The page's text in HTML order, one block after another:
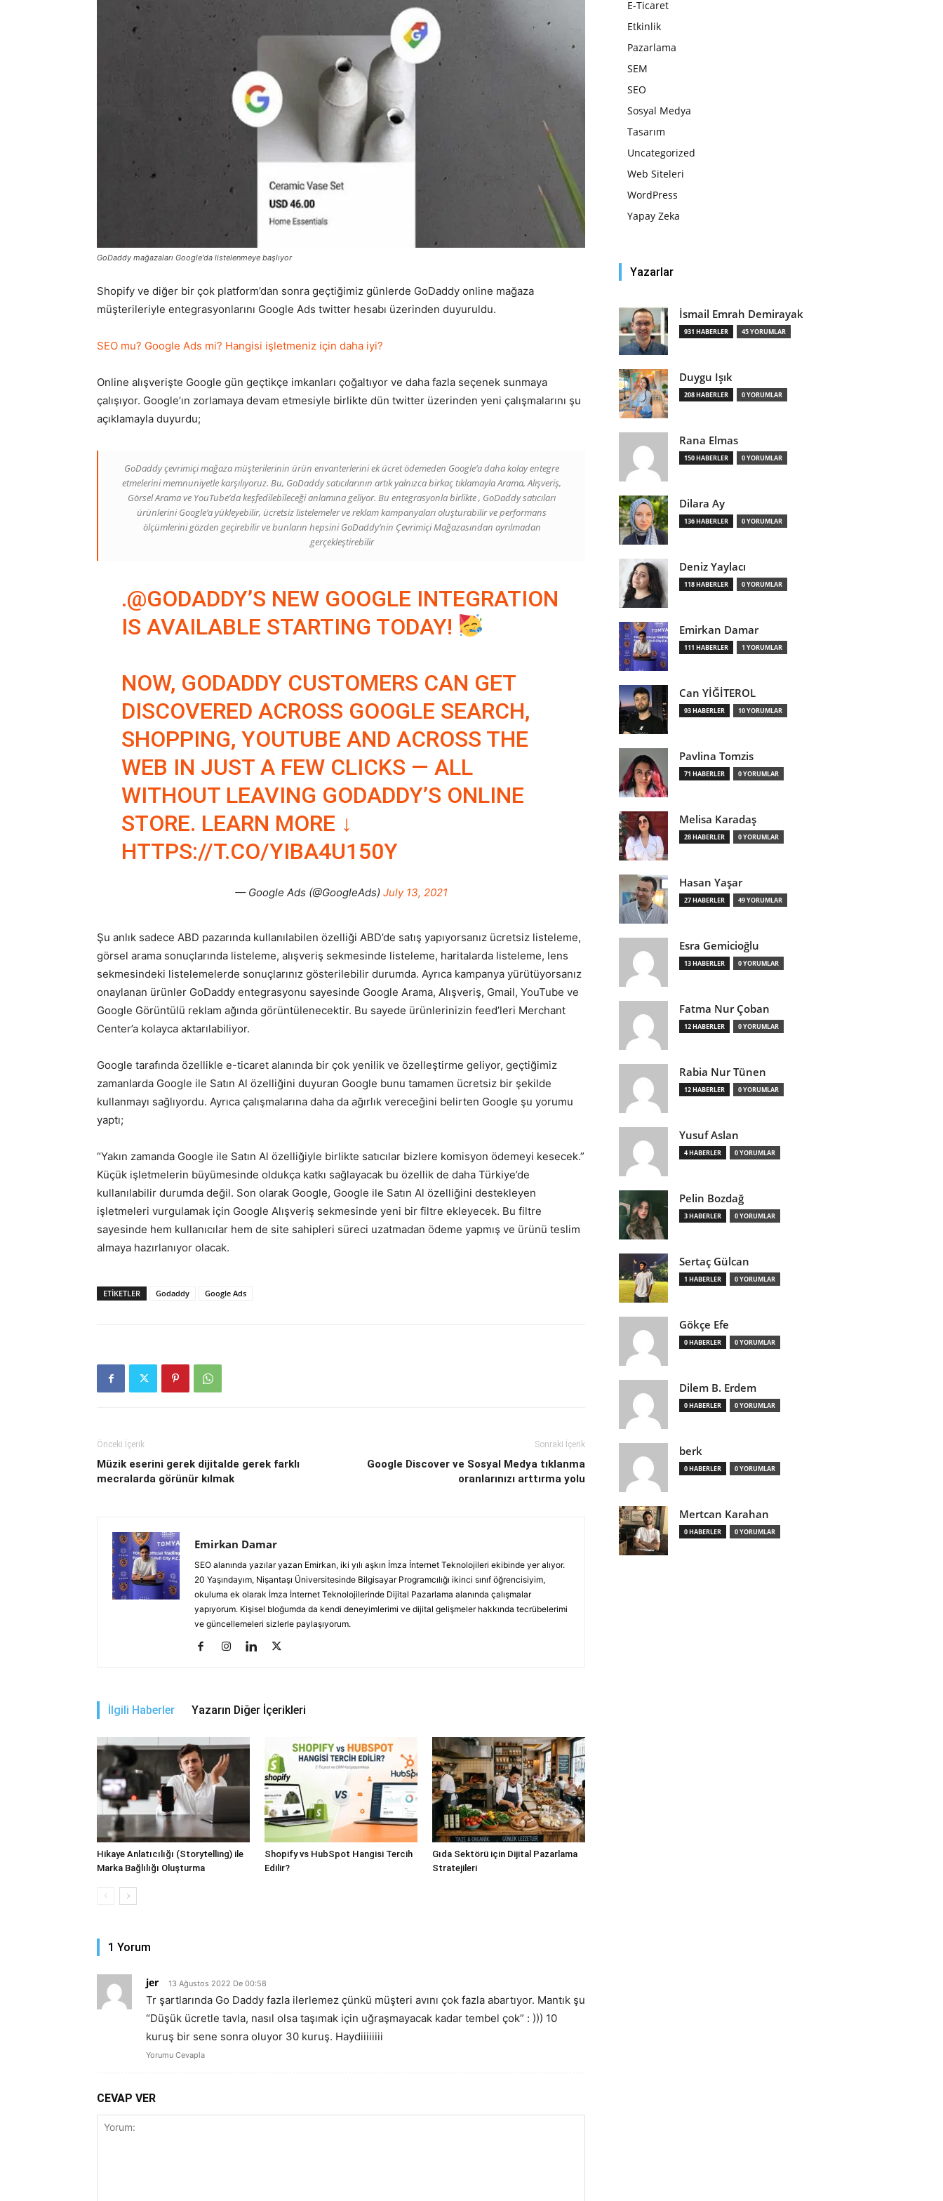
Optimizasyonu
UI/UX
GoDaddy mağazaları Google'da listelenmeye başlıyor
Shopify ve diğer bir çok platform’dan sonra geçtiğimiz günlerde GoDaddy online mağaza
müşterileriyle entegrasyonlarını Google Ads twitter hesabı üzerinden duyuruldu.
SEO mu? Google Ads mi? Hangisi işletmeniz için daha iyi?
Online alışverişte Google gün geçtikçe imkanları çoğaltıyor ve daha fazla seçenek sunmaya
çalışıyor. Google’ın zorlamaya devam etmesiyle birlikte dün twitter üzerinden yeni çalışmalarını şu
açıklamayla duyurdu;
GoDaddy çevrimiçi mağaza müşterilerinin ürün envanterlerini ek ücret ödemeden Google’a daha kolay entegre
etmelerini memnuniyetle karşılıyoruz. Bu, GoDaddy satıcılarının artık yalnızca birkaç tıklamayla Arama, Alışveriş,
Görsel Arama ve YouTube’da keşfedilebileceği anlamına geliyor. Bu entegrasyonla birlikte , GoDaddy satıcıları
ürünlerini Google’a yükleyebilir, ücretsiz listelemeler ve reklam kampanyaları oluşturabilir ve performans
ölçümlerini gözden geçirebilir ve bunların hepsini GoDaddy’nin Çevrimiçi Mağazasından ayrılmadan
gerçekleştirebilir
.@GODADDY’S NEW GOOGLE INTEGRATION
IS AVAILABLE STARTING TODAY!
NOW, GODADDY CUSTOMERS CAN GET
DISCOVERED ACROSS GOOGLE SEARCH,
SHOPPING, YOUTUBE AND ACROSS THE
WEB IN JUST A FEW CLICKS — ALL
WITHOUT LEAVING GODADDY’S ONLINE
STORE. LEARN MORE ↓
HTTPS://T.CO/YIBA4U150Y
— Google Ads (@GoogleAds) July 13, 2021
Şu anlık sadece ABD pazarında kullanılabilen özelliği ABD’de satış yapıyorsanız ücretsiz listeleme,
görsel arama sonuçlarında listeleme, alışveriş sekmesinde listeleme, haritalarda listeleme, lens
sekmesindeki listelemelerde sonuçlarınız gösterilebilir durumda. Ayrıca kampanya yürütüyorsanız
onaylanan ürünler GoDaddy entegrasyonu sayesinde Google Arama, Alışveriş, Gmail, YouTube ve
Google Görüntülü reklam ağında görüntülenecektir. Bu sayede ürünlerinizin feed’leri Merchant
Center’a kolayca aktarılabiliyor.
Google tarafında özellikle e-ticaret alanında bir çok yenilik ve özelleştirme geliyor, geçtiğimiz
zamanlarda Google ile Satın Al özelliğini duyuran Google bunu tamamen ücretsiz bir şekilde
kullanmayı sağlıyordu. Ayrıca çalışmalarına daha da ağırlık vereceğini belirten Google şu yorumu
yaptı;
“Yakın zamanda Google ile Satın Al özelliğiyle birlikte satıcılar bizlere komisyon ödemeyi kesecek.”
Küçük işletmelerin büyümesinde oldukça katkı sağlayacak bu özellik de daha Türkiye’de
kullanılabilir durumda değil. Son olarak Google, Google ile Satın Al özelliğini destekleyen
işletmeleri vurgulamak için Google Alışveriş sekmesinde yeni bir filtre ekleyecek. Bu filtre
sayesinde hem kullanıcılar hem de site sahipleri süreci uzatmadan ödeme yapmış ve ürünü teslim
almaya hazırlanıyor olacak.
ETIKETLER Godaddy Google Ads
Önceki İçerik
Müzik eserini gerek dijitalde gerek farklı
mecralarda görünür kılmak
Sonraki İçerik
Google Discover ve Sosyal Medya tıklanma
oranlarınızı arttırma yolu
Emirkan Damar
SEO alanında yazılar yazan Emirkan, iki yılı aşkın İmza İnternet Teknolojileri ekibinde yer alıyor.
20 Yaşındayım, Nişantaşı Üniversitesinde Bilgisayar Programcılığı ikinci sınıf öğrencisiyim,
okuluma ek olarak İmza İnternet Teknolojilerinde Dijital Pazarlama alanında çalışmalar
yapıyorum. Kişisel bloğumda da kendi deneyimlerimi ve dijital gelişmeler hakkında tecrübelerimi
ve güncellemeleri sizlerle paylaşıyorum.
İlgili Haberler Yazarın Diğer İçerikleri
Hikaye Anlatıcılığı (Storytelling) ile
Marka Bağlılığı Oluşturma
Shopify vs HubSpot Hangisi Tercih
Edilir?
Gıda Sektörü için Dijital Pazarlama
Stratejileri
1 Yorum
jer 13 Ağustos 2022 De 00:58
Tr şartlarında Go Daddy fazla ilerlemez çünkü müşteri avını çok fazla abartıyor. Mantık şu
“Düşük ücretle tavla, nasıl olsa taşımak için uğraşmayacak kadar tembel çok” : ))) 10
kuruş bir sene sonra oluyor 30 kuruş. Haydiiiiiiii
Yorumu Cevapla
CEVAP VER
E-Ticaret
Etkinlik
Pazarlama
SEM
SEO
Sosyal Medya
Tasarım
Uncategorized
Web Siteleri
WordPress
Yapay Zeka
Yazarlar
İsmail Emrah Demirayak
931 HABERLER 45 YORUMLAR
Duygu Işık
208 HABERLER 0 YORUMLAR
Rana Elmas
150 HABERLER 0 YORUMLAR
Dilara Ay
136 HABERLER 0 YORUMLAR
Deniz Yaylacı
118 HABERLER 0 YORUMLAR
Emirkan Damar
111 HABERLER 1 YORUMLAR
Can YİĞİTEROL
93 HABERLER 10 YORUMLAR
Pavlina Tomzis
71 HABERLER 0 YORUMLAR
Melisa Karadaş
28 HABERLER 0 YORUMLAR
Hasan Yaşar
27 HABERLER 49 YORUMLAR
Esra Gemicioğlu
13 HABERLER 0 YORUMLAR
Fatma Nur Çoban
12 HABERLER 0 YORUMLAR
Rabia Nur Tünen
12 HABERLER 0 YORUMLAR
Yusuf Aslan
4 HABERLER 0 YORUMLAR
Pelin Bozdağ
3 HABERLER 0 YORUMLAR
Sertaç Gülcan
1 HABERLER 0 YORUMLAR
Gökçe Efe
0 HABERLER 0 YORUMLAR
Dilem B. Erdem
0 HABERLER 0 YORUMLAR
berk
0 HABERLER 0 YORUMLAR
Mertcan Karahan
0 HABERLER 0 YORUMLAR